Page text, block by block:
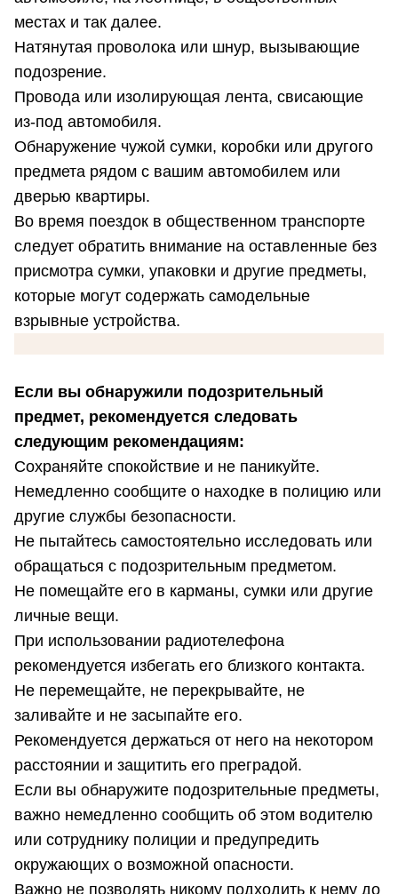
местах и так далее.
Натянутая проволока или шнур, вызывающие
подозрение.
Провода или изолирующая лента, свисающие
из-под автомобиля.
Обнаружение чужой сумки, коробки или другого
предмета рядом с вашим автомобилем или
дверью квартиры.
Во время поездок в общественном транспорте
следует обратить внимание на оставленные без
присмотра сумки, упаковки и другие предметы,
которые могут содержать самодельные
взрывные устройства.
Если вы обнаружили подозрительный
предмет, рекомендуется следовать
следующим рекомендациям:
Сохраняйте спокойствие и не паникуйте.
Немедленно сообщите о находке в полицию или
другие службы безопасности.
Не пытайтесь самостоятельно исследовать или
обращаться с подозрительным предметом.
Не помещайте его в карманы, сумки или другие
личные вещи.
При использовании радиотелефона
рекомендуется избегать его близкого контакта.
Не перемещайте, не перекрывайте, не
заливайте и не засыпайте его.
Рекомендуется держаться от него на некотором
расстоянии и защитить его преградой.
Если вы обнаружите подозрительные предметы,
важно немедленно сообщить об этом водителю
или сотруднику полиции и предупредить
окружающих о возможной опасности.
Важно не позволять никому подходить к нему до